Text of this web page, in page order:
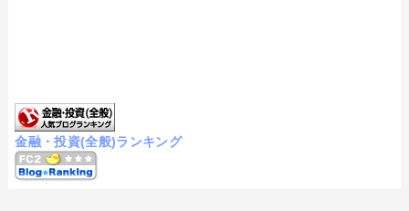
金融・投資(全般)ランキング